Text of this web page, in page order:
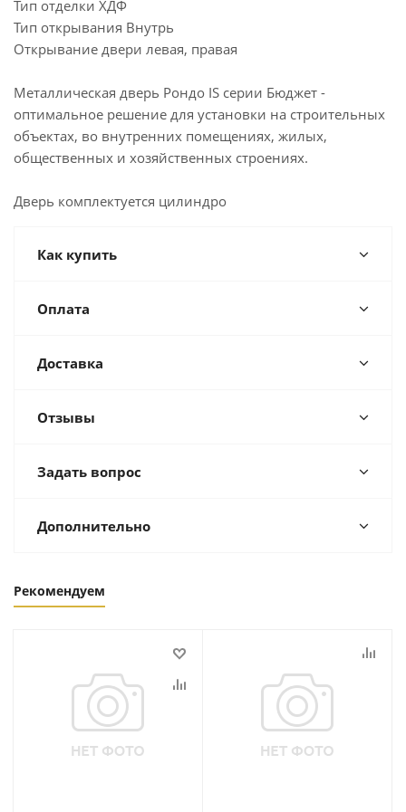
Тип отделки ХДФ
Тип открывания Внутрь
Открывание двери левая, правая
Металлическая дверь Рондо IS серии Бюджет -
оптимальное решение для установки на строительных
объектах, во внутренних помещениях, жилых,
общественных и хозяйственных строениях.
Дверь комплектуется цилиндро
Как купить
Оплата
Доставка
Отзывы
Задать вопрос
Дополнительно
Рекомендуем